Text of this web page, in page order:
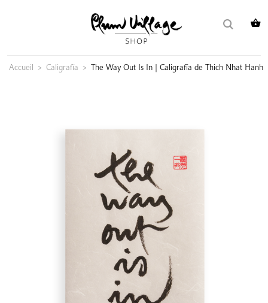
Accueil > Caligrafía > The Way Out Is In | Caligrafía de Thich Nhat Hanh